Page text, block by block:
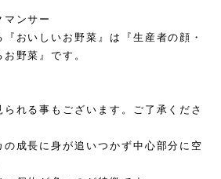
ンサー
おいしいお野菜』は『生産者の顔・
野菜』です。
れる事もございます。ご了承くださ
成長に身が追いつかず中心部分に空